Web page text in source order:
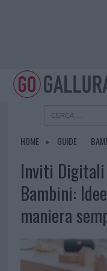
HOME GUIDE
Inviti Digitali
Bambini:
maniera